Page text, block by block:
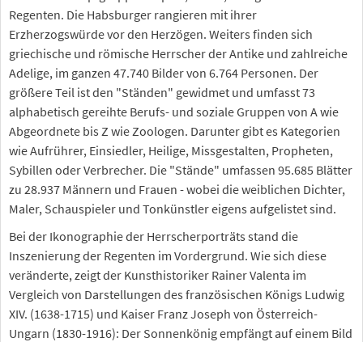
Regenten. Die Habsburger rangieren mit ihrer
Erzherzogswürde vor den Herzögen. Weiters finden sich
griechische und römische Herrscher der Antike und zahlreiche
Adelige, im ganzen 47.740 Bilder von 6.764 Personen. Der
größere Teil ist den "Ständen" gewidmet und umfasst 73
alphabetisch gereihte Berufs- und soziale Gruppen von A wie
Abgeordnete bis Z wie Zoologen. Darunter gibt es Kategorien
wie Aufrührer, Einsiedler, Heilige, Missgestalten, Propheten,
Sybillen oder Verbrecher. Die "Stände" umfassen 95.685 Blätter
zu 28.937 Männern und Frauen - wobei die weiblichen Dichter,
Maler, Schauspieler und Tonkünstler eigens aufgelistet sind.
Bei der Ikonographie der Herrscherporträts stand die
Inszenierung der Regenten im Vordergrund. Wie sich diese
veränderte, zeigt der Kunsthistoriker Rainer Valenta im
Vergleich von Darstellungen des französischen Königs Ludwig
XIV. (1638-1715) und Kaiser Franz Joseph von Österreich-
Ungarn (1830-1916): Der Sonnenkönig empfängt auf einem Bild